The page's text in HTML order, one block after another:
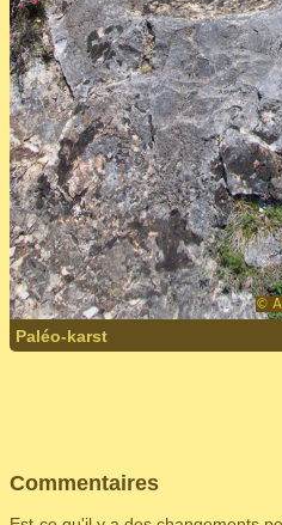
Paléo-karst
Commentaires